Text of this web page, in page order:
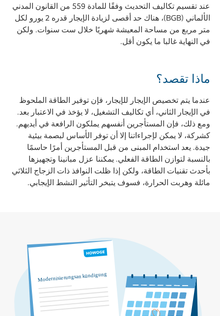
عند تقسيم تكاليف التحديث وفقًا للمادة 559 من القانون المدني
الألماني (BGB)، هناك حد أقصى لزيادة الإيجار قدره 2 يورو لكل
متر مربع من مساحة المعيشة شهريًا خلال ست سنوات. ولكن
في النهاية غالبا ما يكون أقل.
ماذا تقصد؟
عندما يتم تخصيص الإيجار للإيجار، فإن توفير الطاقة الملحوظ
في الإيجار الثاني، أي تكاليف التشغيل، لا يؤخذ في الاعتبار بعد.
ومع ذلك، فإن المستأجرين أنفسهم يملكون الرافعة في أيديهم.
كشركة، لا يمكن لإجراءاتنا إلا أن توفر الأساس لبصمة بيئية
جيدة. يعد استخدام المبنى من قبل المستأجرين أمرًا حاسمًا
بالنسبة لتوازن الطاقة الفعلي. يمكننا عزل مبانينا وتجهيزها
بأحدث تقنيات الطاقة، ولكن إذا ظلت النوافذ ذات الزجاج الثلاثي
مائلة وهربت الحرارة، فسوف يتبخر التأثير النشط الإيجابي.